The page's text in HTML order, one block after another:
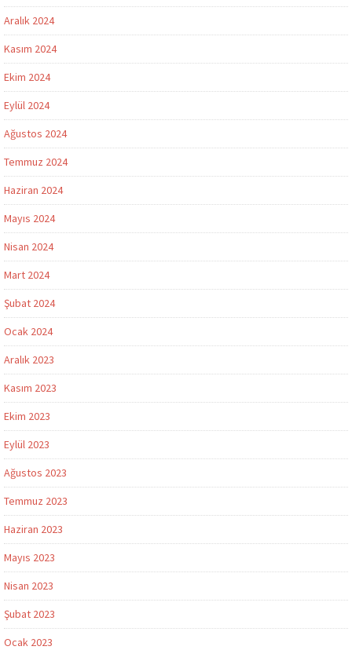
Aralık 2024
Kasım 2024
Ekim 2024
Eylül 2024
Ağustos 2024
Temmuz 2024
Haziran 2024
Mayıs 2024
Nisan 2024
Mart 2024
Şubat 2024
Ocak 2024
Aralık 2023
Kasım 2023
Ekim 2023
Eylül 2023
Ağustos 2023
Temmuz 2023
Haziran 2023
Mayıs 2023
Nisan 2023
Şubat 2023
Ocak 2023